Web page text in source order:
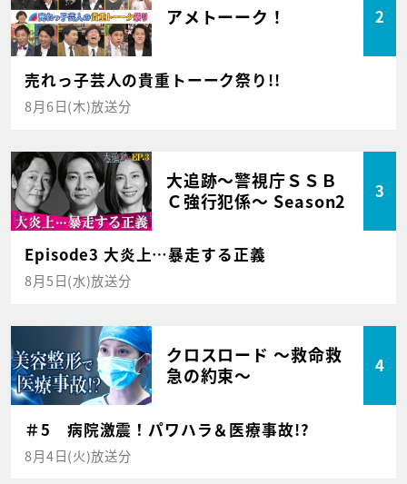
アメトーーク！ 2
売れっ子芸人の貴重トーーク祭り!!
8月6日(木)放送分
大追跡～警視庁ＳＳＢ
Ｃ強行犯係～ Season2
3
Episode3 大炎上…暴走する正義
8月5日(水)放送分
クロスロード ～救命救
急の約束～
4
＃5 病院激震！パワハラ＆医療事故!?
8月4日(火)放送分